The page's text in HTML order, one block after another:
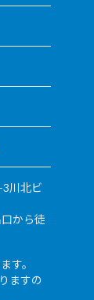
3川北ビ
から徒
す。
ますの